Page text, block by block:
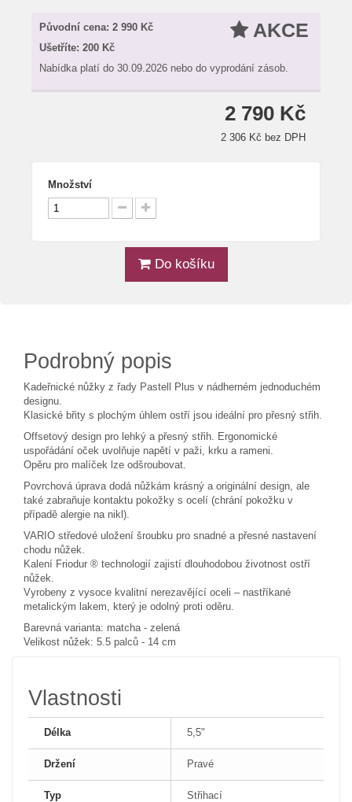
AKCE
Původní cena: 2 990 Kč
Ušetříte: 200 Kč
Nabídka platí do 30.09.2026 nebo do vyprodání zásob.
2 790 Kč
2 306 Kč bez DPH
Množství
Do košíku
Podrobný popis
Kadeřnické nůžky z řady Pastell Plus v nádherném jednoduchém
designu.
Klasické břity s plochým úhlem ostří jsou ideální pro přesný střih.
Offsetový design pro lehký a přesný střih. Ergonomické
uspořádání oček uvolňuje napětí v paži, krku a rameni.
Opěru pro malíček lze odšroubovat.
Povrchová úprava dodá nůžkám krásný a originální design, ale
také zabraňuje kontaktu pokožky s ocelí (chrání pokožku v
případě alergie na nikl).
VARIO středové uložení šroubku pro snadné a přesné nastavení
chodu nůžek.
Kalení Friodur ® technologií zajistí dlouhodobou životnost ostří
nůžek.
Vyrobeny z vysoce kvalitní nerezavějící oceli – nastříkané
metalickým lakem, který je odolný proti oděru.
Barevná varianta: matcha - zelená
Velikost nůžek: 5.5 palců - 14 cm
Vlastnosti
Délka 5,5"
Držení Pravé
Typ Střihací